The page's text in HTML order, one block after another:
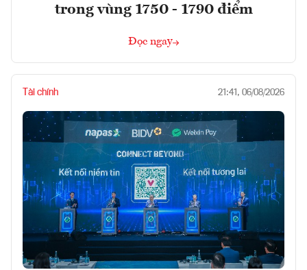
trong vùng 1750 - 1790 điểm
Đọc ngay
Tài chính 21:41, 06/08/2026